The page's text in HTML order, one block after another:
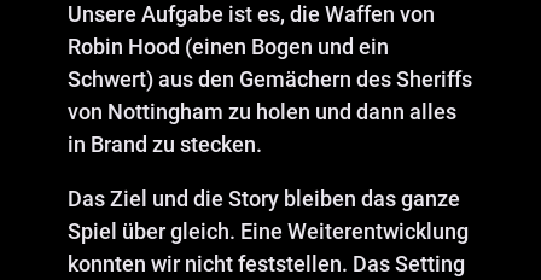
Unsere Aufgabe ist es, die Waffen von
Robin Hood (einen Bogen und ein
Schwert) aus den Gemächern des Sheriffs
von Nottingham zu holen und dann alles
in Brand zu stecken.
Das Ziel und die Story bleiben das ganze
Spiel über gleich. Eine Weiterentwicklung
konnten wir nicht feststellen. Das Setting